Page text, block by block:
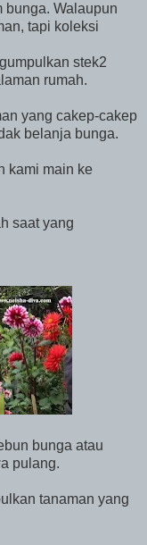
bunga. Walaupun
tapi koleksi
stek2
rumah.
yang cakep-cakep
belanja bunga.
kami main ke
saat yang
bunga atau
pulang.
tanaman yang